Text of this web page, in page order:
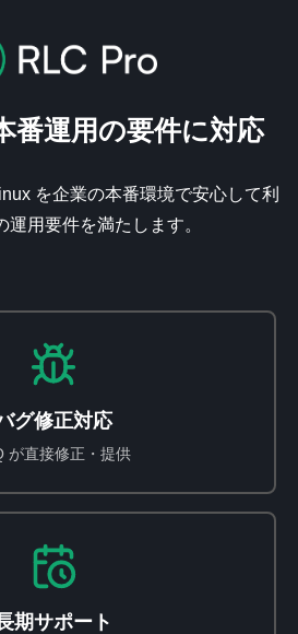
番運用の要件に対応
を企業の本番環境で安心して利
運用要件を満たします。
グ修正対応
が直接修正・提供
期サポート